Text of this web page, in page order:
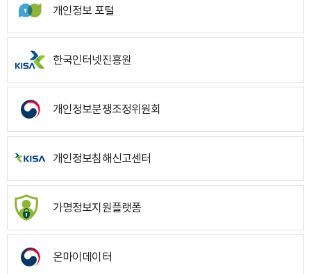
개인정보 포털
한국인터넷진흥원
개인정보분쟁조정위원회
개인정보침해신고센터
가명정보지원플랫폼
온마이데이터